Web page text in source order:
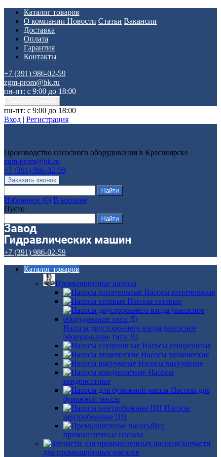
Каталог товаров
О компании Новости Статьи Вакансии
Доставка
Оплата
Гарантия
Контакты
+7 (391) 986-02-59
zgm-prom@bk.ru
пн-пт: с 9:00 до 18:00
пн-пт: с 9:00 до 18:00
Вход | Регистрация
Производство насосного оборудования в Красноярске
zgm-prom@bk.ru
+7 (391) 986-02-59
Избранное (0) В корзине
Пусто
+7 (391) 986-02-59
Каталог товаров
Промышленные насосы
Насосы питательные
Насосы сетевые
Насосы двустороннего входа (насосное
оборудование типа Д)
Насосы секционные
Насосы химические
Насосы вакуумные
Насосы
конденсатные
Насосы для
бумажной массы
Насосы
центробежные ЦН
Все
промышленные насосы
Запчасти
для промышленных насосов